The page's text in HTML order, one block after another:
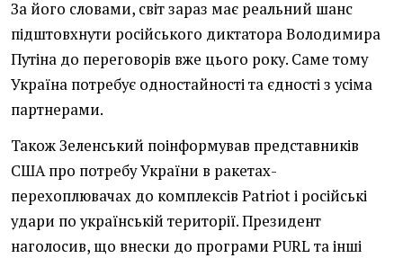
За його словами, світ зараз має реальний шанс
підштовхнути російського диктатора Володимира
Путіна до переговорів вже цього року. Саме тому
Україна потребує одностайності та єдності з усіма
партнерами.
Також Зеленський поінформував представників
США про потребу України в ракетах-
перехоплювачах до комплексів Patriot і російські
удари по українській території. Президент
наголосив, що внески до програми PURL та інші